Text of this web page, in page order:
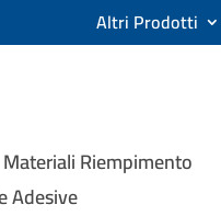
Altri Prodotti
Materiali Riempimento
Adesive